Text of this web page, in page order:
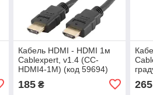
Кабель HDMI - HDMI 1м
Cablexpert, v1.4 (CC-
HDMI4-1M) (код 59694)
185₴ 265